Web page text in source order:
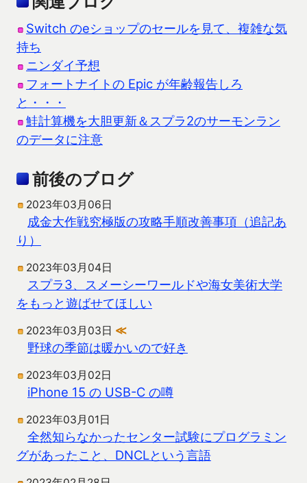
Switch のeショップのセールを見て、複雑な気
持ち
ニンダイ予想
フォートナイトの Epic が年齢報告しろ
と・・・
鮭計算機を大胆更新＆スプラ2のサーモンラン
のデータに注意
前後のブログ
2023年03月06日
成金大作戦究極版の攻略手順改善事項（追記あ
り）
2023年03月04日
スプラ3、スメーシーワールドや海女美術大学
をもっと遊ばせてほしい
2023年03月03日 ≪
野球の季節は暖かいので好き
2023年03月02日
iPhone 15 の USB-C の噂
2023年03月01日
全然知らなかったセンター試験にプログラミン
グがあったこと、DNCLという言語